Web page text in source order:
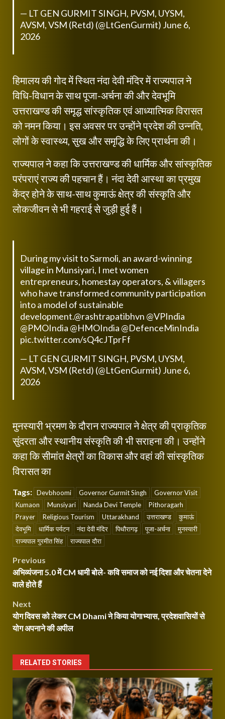
— LT GEN GURMIT SINGH, PVSM, UYSM,
AVSM, VSM (Retd) (@LtGenGurmit) June 6,
2026
हिमालय की गोद में स्थित नंदा देवी मंदिर में राज्यपाल ने
विधि-विधान के साथ पूजा-अर्चना की और देवभूमि
उत्तराखण्ड की समृद्ध सांस्कृतिक एवं आध्यात्मिक विरासत
को नमन किया। इस अवसर पर उन्होंने प्रदेश की उन्नति,
लोगों के स्वास्थ्य, सुख और समृद्धि के लिए प्रार्थना की।
राज्यपाल ने कहा कि उत्तराखण्ड की धार्मिक और सांस्कृतिक
परंपराएं राज्य की पहचान हैं। नंदा देवी आस्था का प्रमुख
केंद्र होने के साथ-साथ कुमाऊं क्षेत्र की संस्कृति और
लोकजीवन से भी गहराई से जुड़ी हुई हैं।
During my visit to Sarmoli, an award-winning
village in Munsiyari, I met women
entrepreneurs, homestay operators, & villagers
who have transformed community participation
into a model of sustainable
development.@rashtrapatibhvn @VPIndia
@PMOIndia @HMOIndia @DefenceMinIndia
pic.twitter.com/sQ4cJTprFf
— LT GEN GURMIT SINGH, PVSM, UYSM,
AVSM, VSM (Retd) (@LtGenGurmit) June 6,
2026
मुनस्यारी भ्रमण के दौरान राज्यपाल ने क्षेत्र की प्राकृतिक
सुंदरता और स्थानीय संस्कृति की भी सराहना की। उन्होंने
कहा कि सीमांत क्षेत्रों का विकास और वहां की सांस्कृतिक
विरासत का
Tags: Devbhoomi Governor Gurmit Singh
Governor Visit
Kumaon
Munsiyari Nanda Devi Temple
Pithoragarh
Prayer
Religious Tourism Uttarakhand उत्तराखण्ड
कुमाऊं
देवभूमि
धार्मिक पर्यटन नंदा देवी मंदिर पिथौरागढ़ पूजा-अर्चना
मुनस्यारी
राज्यपाल गुरमीत सिंह
राज्यपाल दौरा
Post
navigation
Previous
अभिव्यंजना 5.0 में CM धामी बोले- कवि समाज को नई दिशा और चेतना देने
वाले होते हैं
Next
योग दिवस को लेकर CM Dhami ने किया योगाभ्यास, प्रदेशवासियों से
योग अपनाने की अपील
RELATED STORIES